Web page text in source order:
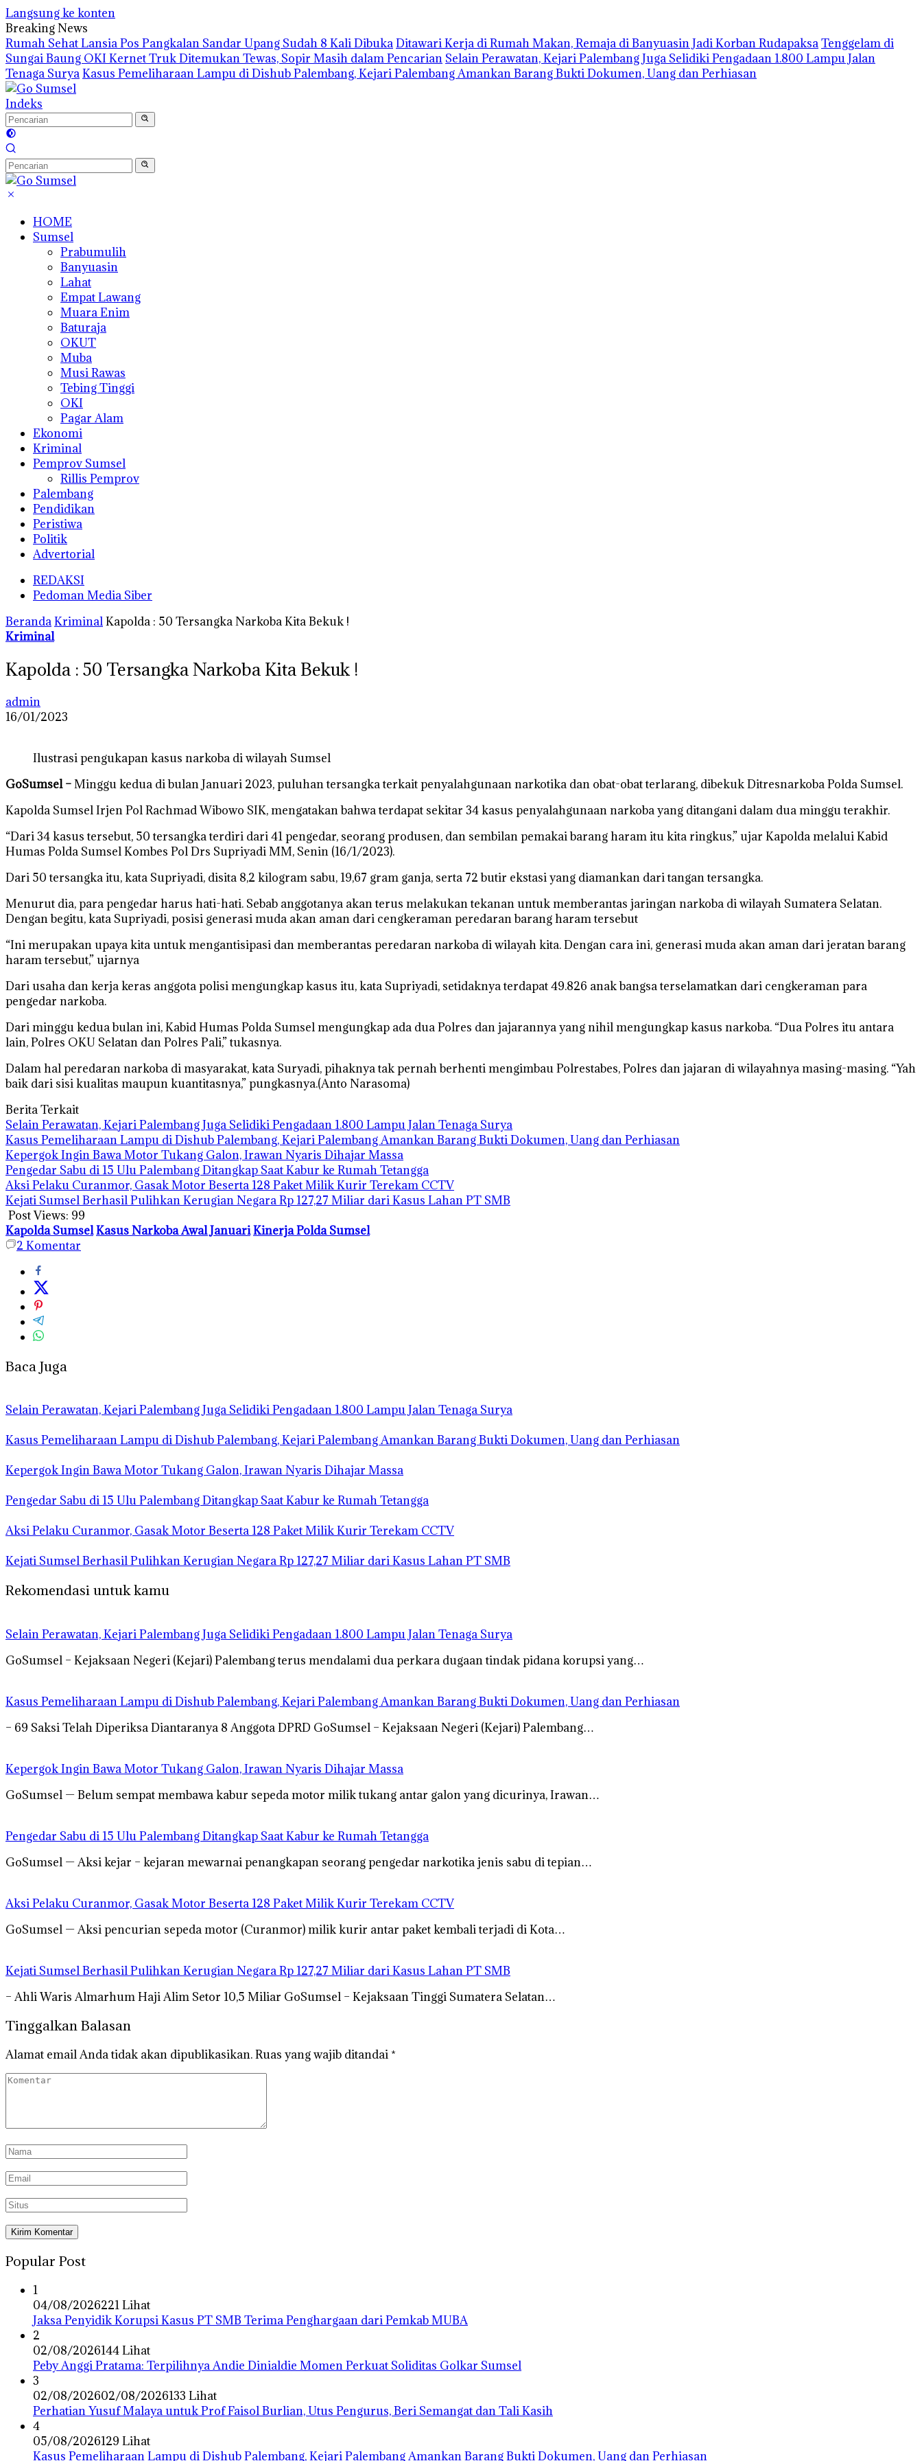
Langsung ke konten
Breaking News
Rumah Sehat Lansia Pos Pangkalan Sandar Upang Sudah 8 Kali DibukaDitawari Kerja di Rumah Makan, Remaja di Banyuasin Jadi Korban RudapaksaTenggelam di
Sungai Baung OKI Kernet Truk Ditemukan Tewas, Sopir Masih dalam Pencarian Selain Perawatan, Kejari Palembang Juga Selidiki Pengadaan 1.800 Lampu Jalan
Tenaga SuryaKasus Pemeliharaan Lampu di Dishub Palembang, Kejari Palembang Amankan Barang Bukti Dokumen, Uang dan Perhiasan
Indeks
HOME
Sumsel
Prabumulih
Banyuasin
Lahat
Empat Lawang
Muara Enim
Baturaja
OKUT
Muba
Musi Rawas
Tebing Tinggi
OKI
Pagar Alam
Ekonomi
Kriminal
Pemprov Sumsel
Rillis Pemprov
Palembang
Pendidikan
Peristiwa
Politik
Advertorial
REDAKSI
Pedoman Media Siber
BerandaKriminalKapolda : 50 Tersangka Narkoba Kita Bekuk !
Kriminal
Kapolda : 50 Tersangka Narkoba Kita Bekuk !
admin
16/01/2023
Ilustrasi pengukapan kasus narkoba di wilayah Sumsel
GoSumsel –Minggu kedua di bulan Januari 2023, puluhan tersangka terkait penyalahgunaan narkotika dan obat-obat terlarang, dibekuk Ditresnarkoba Polda Sumsel.
Kapolda Sumsel Irjen Pol Rachmad Wibowo SIK, mengatakan bahwa terdapat sekitar 34 kasus penyalahgunaan narkoba yang ditangani dalam dua minggu terakhir.
“Dari 34 kasus tersebut, 50 tersangka terdiri dari 41 pengedar, seorang produsen, dan sembilan pemakai barang haram itu kita ringkus,” ujar Kapolda melalui Kabid
Humas Polda Sumsel Kombes Pol Drs Supriyadi MM, Senin (16/1/2023).
Dari 50 tersangka itu, kata Supriyadi, disita 8,2 kilogram sabu, 19,67 gram ganja, serta 72 butir ekstasi yang diamankan dari tangan tersangka.
Menurut dia, para pengedar harus hati-hati. Sebab anggotanya akan terus melakukan tekanan untuk memberantas jaringan narkoba di wilayah Sumatera Selatan.
Dengan begitu, kata Supriyadi, posisi generasi muda akan aman dari cengkeraman peredaran barang haram tersebut
“Ini merupakan upaya kita untuk mengantisipasi dan memberantas peredaran narkoba di wilayah kita. Dengan cara ini, generasi muda akan aman dari jeratan barang
haram tersebut,” ujarnya
Dari usaha dan kerja keras anggota polisi mengungkap kasus itu, kata Supriyadi, setidaknya terdapat 49.826 anak bangsa terselamatkan dari cengkeraman para
pengedar narkoba.
Dari minggu kedua bulan ini, Kabid Humas Polda Sumsel mengungkap ada dua Polres dan jajarannya yang nihil mengungkap kasus narkoba. “Dua Polres itu antara
lain, Polres OKU Selatan dan Polres Pali,” tukasnya.
Dalam hal peredaran narkoba di masyarakat, kata Suryadi, pihaknya tak pernah berhenti mengimbau Polrestabes, Polres dan jajaran di wilayahnya masing-masing. “Yah
baik dari sisi kualitas maupun kuantitasnya,” pungkasnya.(Anto Narasoma)
Berita Terkait
Selain Perawatan, Kejari Palembang Juga Selidiki Pengadaan 1.800 Lampu Jalan Tenaga Surya
Kasus Pemeliharaan Lampu di Dishub Palembang, Kejari Palembang Amankan Barang Bukti Dokumen, Uang dan Perhiasan
Kepergok Ingin Bawa Motor Tukang Galon, Irawan Nyaris Dihajar Massa
Pengedar Sabu di 15 Ulu Palembang Ditangkap Saat Kabur ke Rumah Tetangga
Aksi Pelaku Curanmor, Gasak Motor Beserta 128 Paket Milik Kurir Terekam CCTV
Kejati Sumsel Berhasil Pulihkan Kerugian Negara Rp 127,27 Miliar dari Kasus Lahan PT SMB
Post Views: 99
Kapolda SumselKasus Narkoba Awal JanuariKinerja Polda Sumsel
2 Komentar
Baca Juga
Selain Perawatan, Kejari Palembang Juga Selidiki Pengadaan 1.800 Lampu Jalan Tenaga Surya
Kasus Pemeliharaan Lampu di Dishub Palembang, Kejari Palembang Amankan Barang Bukti Dokumen, Uang dan Perhiasan
Kepergok Ingin Bawa Motor Tukang Galon, Irawan Nyaris Dihajar Massa
Pengedar Sabu di 15 Ulu Palembang Ditangkap Saat Kabur ke Rumah Tetangga
Aksi Pelaku Curanmor, Gasak Motor Beserta 128 Paket Milik Kurir Terekam CCTV
Kejati Sumsel Berhasil Pulihkan Kerugian Negara Rp 127,27 Miliar dari Kasus Lahan PT SMB
Rekomendasi untuk kamu
Selain Perawatan, Kejari Palembang Juga Selidiki Pengadaan 1.800 Lampu Jalan Tenaga Surya
GoSumsel – Kejaksaan Negeri (Kejari) Palembang terus mendalami dua perkara dugaan tindak pidana korupsi yang…
Kasus Pemeliharaan Lampu di Dishub Palembang, Kejari Palembang Amankan Barang Bukti Dokumen, Uang dan Perhiasan
– 69 Saksi Telah Diperiksa Diantaranya 8 Anggota DPRD GoSumsel – Kejaksaan Negeri (Kejari) Palembang…
Kepergok Ingin Bawa Motor Tukang Galon, Irawan Nyaris Dihajar Massa
GoSumsel — Belum sempat membawa kabur sepeda motor milik tukang antar galon yang dicurinya, Irawan…
Pengedar Sabu di 15 Ulu Palembang Ditangkap Saat Kabur ke Rumah Tetangga
GoSumsel — Aksi kejar – kejaran mewarnai penangkapan seorang pengedar narkotika jenis sabu di tepian…
Aksi Pelaku Curanmor, Gasak Motor Beserta 128 Paket Milik Kurir Terekam CCTV
GoSumsel — Aksi pencurian sepeda motor (Curanmor) milik kurir antar paket kembali terjadi di Kota…
Kejati Sumsel Berhasil Pulihkan Kerugian Negara Rp 127,27 Miliar dari Kasus Lahan PT SMB
– Ahli Waris Almarhum Haji Alim Setor 10,5 Miliar GoSumsel – Kejaksaan Tinggi Sumatera Selatan…
Tinggalkan Balasan
Alamat email Anda tidak akan dipublikasikan.Ruas yang wajib ditandai *
Popular Post
1
04/08/2026221 Lihat
Jaksa Penyidik Korupsi Kasus PT SMB Terima Penghargaan dari Pemkab MUBA
2
02/08/2026144 Lihat
Peby Anggi Pratama: Terpilihnya Andie Dinialdie Momen Perkuat Soliditas Golkar Sumsel
3
02/08/202602/08/2026133 Lihat
Perhatian Yusuf Malaya untuk Prof Faisol Burlian, Utus Pengurus, Beri Semangat dan Tali Kasih
4
05/08/2026129 Lihat
Kasus Pemeliharaan Lampu di Dishub Palembang, Kejari Palembang Amankan Barang Bukti Dokumen, Uang dan Perhiasan